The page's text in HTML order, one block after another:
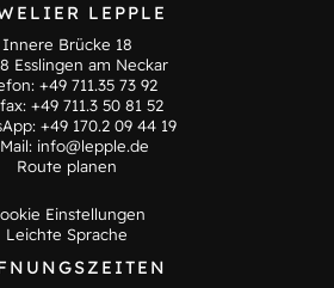
LEPPLE
Innere Brücke 18
Esslingen am Neckar
+49 711.35 73 92
+49 711.3 50 81 52
+49 170.2 09 44 19
info@lepple.de
Route planen
Einstellungen
Leichte Sprache